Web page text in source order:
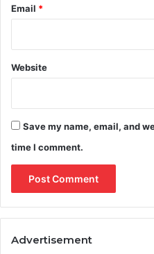
Email *
Website
Save my name, email, and
time I comment.
Advertisement